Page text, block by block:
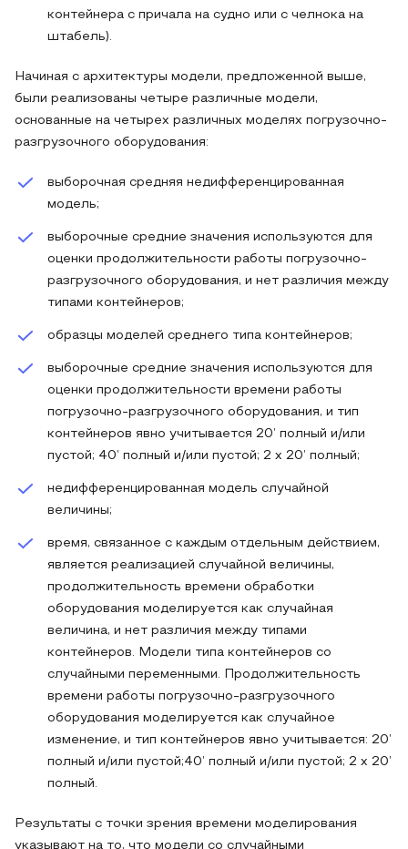
контейнера с причала на судно или с челнока на
штабель).
Начиная с архитектуры модели, предложенной выше,
были реализованы четыре различные модели,
основанные на четырех различных моделях погрузочно-
разгрузочного оборудования:
выборочная средняя недифференцированная
модель;
выборочные средние значения используются для
оценки продолжительности работы погрузочно-
разгрузочного оборудования, и нет различия между
типами контейнеров;
образцы моделей среднего типа контейнеров;
выборочные средние значения используются для
оценки продолжительности времени работы
погрузочно-разгрузочного оборудования, и тип
контейнеров явно учитывается 20’ полный и/или
пустой; 40’ полный и/или пустой; 2 х 20’ полный;
недифференцированная модель случайной
величины;
время, связанное с каждым отдельным действием,
является реализацией случайной величины,
продолжительность времени обработки
оборудования моделируется как случайная
величина, и нет различия между типами
контейнеров. Модели типа контейнеров со
случайными переменными. Продолжительность
времени работы погрузочно-разгрузочного
оборудования моделируется как случайное
изменение, и тип контейнеров явно учитывается: 20’
полный и/или пустой;40’ полный и/или пустой; 2 х 20’
полный.
Результаты с точки зрения времени моделирования
указывают на то, что модели со случайными